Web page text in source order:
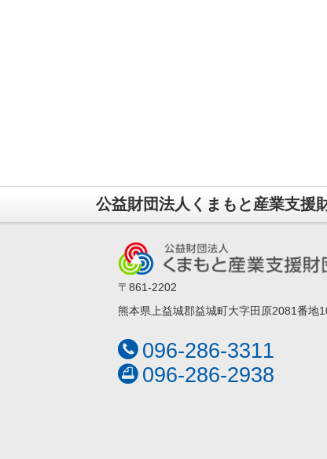
公益財団法人くまもと産業支援
〒861-2202
熊本県上益城郡益城町大字田原2081番地
096-286-3311
096-286-2938